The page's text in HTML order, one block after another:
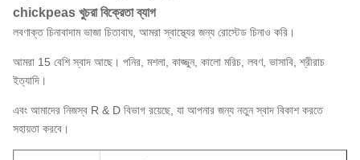
chickpeas খুচরা বিক্রেতা ব্যাগ
লবণাক্ত চিনাবাদাম ভাজা চিতাবাঘ, আমরা স্বাস্থ্যের জন্য রোস্টেড চিনাও করি।
আমরা 15 বেশি স্বাদ আছে। পনির, মশলা, কাজ্জুন, কালো মরিচ, লবণ, ভাসাবি, শ্রীরাচ
ইত্যাদি।
এবং আমাদের নিজস্ব R & D বিভাগ রয়েছে, যা আপনার জন্য নতুন স্বাদ বিকাশ করতে
সহায়তা করবে।